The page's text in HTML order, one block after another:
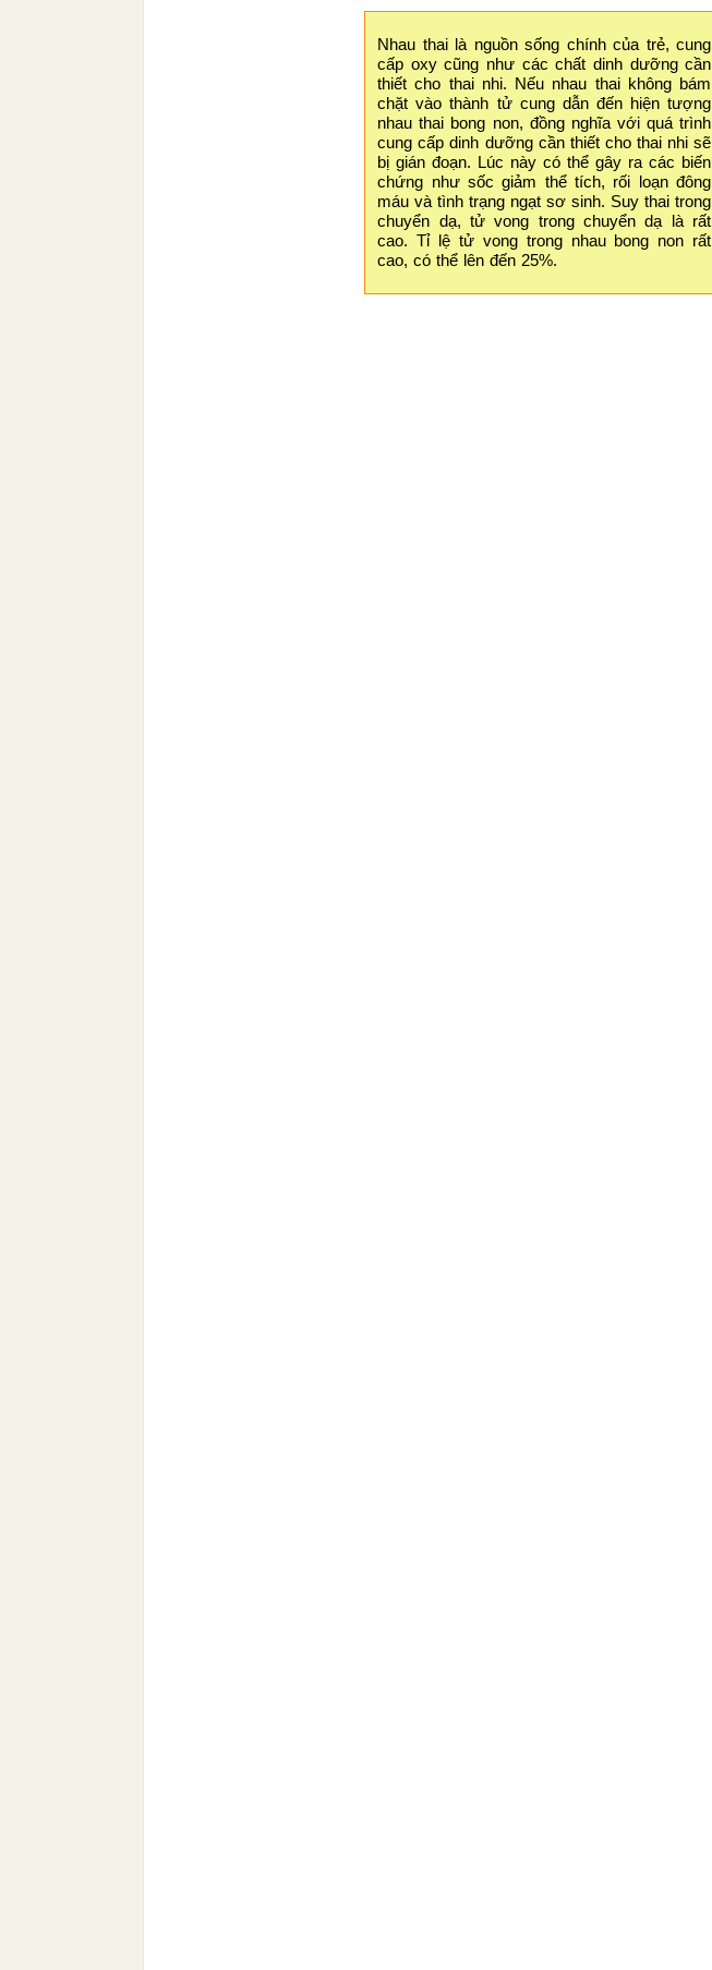
Nhau thai là nguồn sống chính của trẻ, cung
cấp oxy cũng như các chất dinh dưỡng cần
thiết cho thai nhi. Nếu nhau thai không bám
chặt vào thành tử cung dẫn đến hiện tượng
nhau thai bong non, đồng nghĩa với quá trình
cung cấp dinh dưỡng cần thiết cho thai nhi sẽ
bị gián đoạn. Lúc này có thể gây ra các biến
chứng như sốc giảm thể tích, rối loạn đông
máu và tình trạng ngạt sơ sinh. Suy thai trong
chuyển dạ, tử vong trong chuyển dạ là rất
cao. Tỉ lệ tử vong trong nhau bong non rất
cao, có thể lên đến 25%.